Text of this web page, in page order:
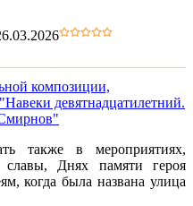
композиции,
девятнадцатилетний.
также в мероприятиях,
Днях памяти героя
когда была названа улица